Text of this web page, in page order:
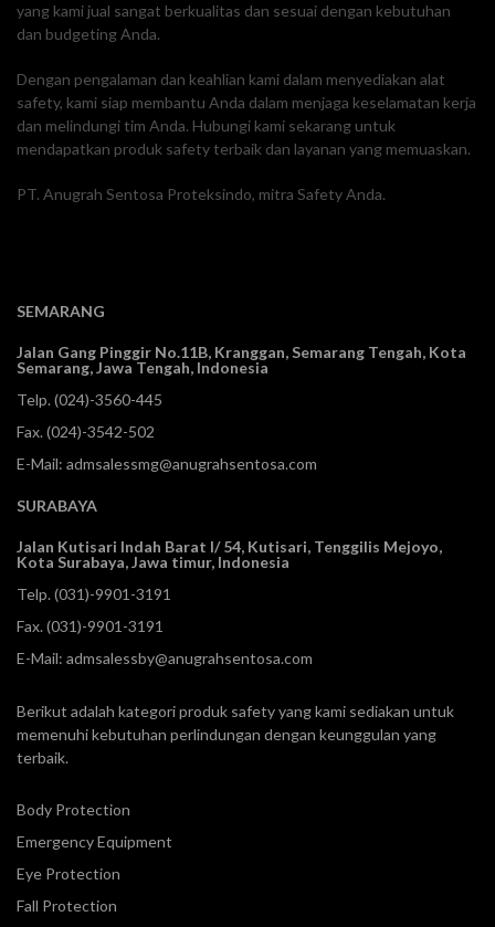
yang kami jual sangat berkualitas dan sesuai dengan kebutuhan
dan budgeting Anda.
Dengan pengalaman dan keahlian kami dalam menyediakan alat
safety, kami siap membantu Anda dalam menjaga keselamatan kerja
dan melindungi tim Anda. Hubungi kami sekarang untuk
mendapatkan produk safety terbaik dan layanan yang memuaskan.
PT. Anugrah Sentosa Proteksindo, mitra Safety Anda.
SEMARANG
Jalan Gang Pinggir No.11B, Kranggan,Semarang Tengah, Kota
Semarang, Jawa Tengah, Indonesia
Telp. (024)-3560-445
Fax. (024)-3542-502
E-Mail: admsalessmg@anugrahsentosa.com
SURABAYA
Jalan Kutisari Indah Barat I/ 54, Kutisari, Tenggilis Mejoyo,
Kota Surabaya, Jawa timur, Indonesia
Telp. (031)-9901-3191
Fax. (031)-9901-3191
E-Mail: admsalessby@anugrahsentosa.com
Berikut adalah kategori produk safety yang kami sediakan untuk
memenuhi kebutuhan perlindungan dengan keunggulan yang
terbaik.
Body Protection
Emergency Equipment
Eye Protection
Fall Protection